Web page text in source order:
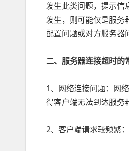
发生此类问题，提示
发生，则可能仅是服务
配置问题或对方服务器
二、服务器连接超时的
1、网络连接问题：网
得客户端无法到达服务
2、客户端请求较频繁